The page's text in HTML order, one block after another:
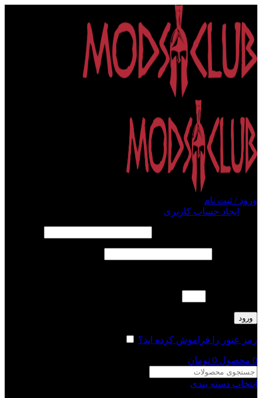
ورود / ثبت نام
ایجاد حساب کاربری
ورود
رمز عبور را فراموش کرده اید؟
0 محصول 0 تومان
انتخاب دسته بندی